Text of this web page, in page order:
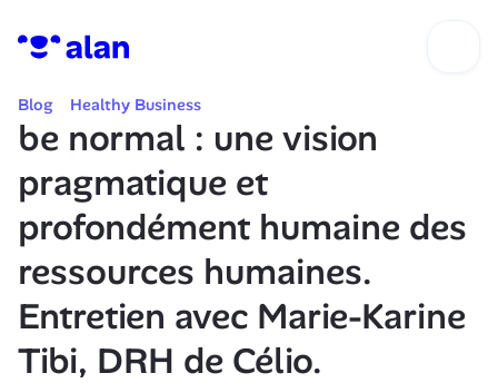
Blog Healthy Business
be normal : une vision
pragmatique et
profondément humaine des
ressources humaines.
Entretien avec Marie-Karine
Tibi, DRH de Célio.